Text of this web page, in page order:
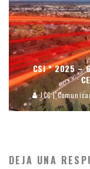
CSI * 2025 –
JCC |
DEJA UNA